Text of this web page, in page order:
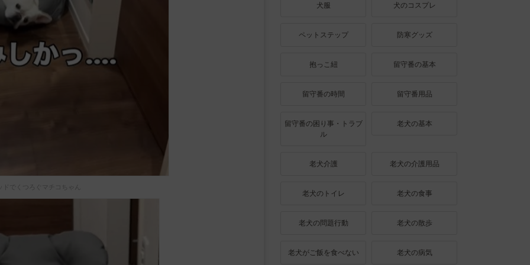
ドでくつろぐマチコちゃん
犬服 犬のコスプレ
ペットステップ 防寒グッズ
抱っこ紐 留守番の基本
留守番の時間 留守番用品
留守番の困り事・トラブ
ル
老犬の基本
老犬介護 老犬の介護用品
老犬のトイレ 老犬の食事
老犬の問題行動 老犬の散歩
老犬がご飯を食べない 老犬の病気